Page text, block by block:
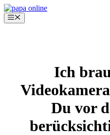
Zum
Inhalt
springen
Menü
Ich
Du vor